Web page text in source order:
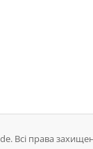
Всі права